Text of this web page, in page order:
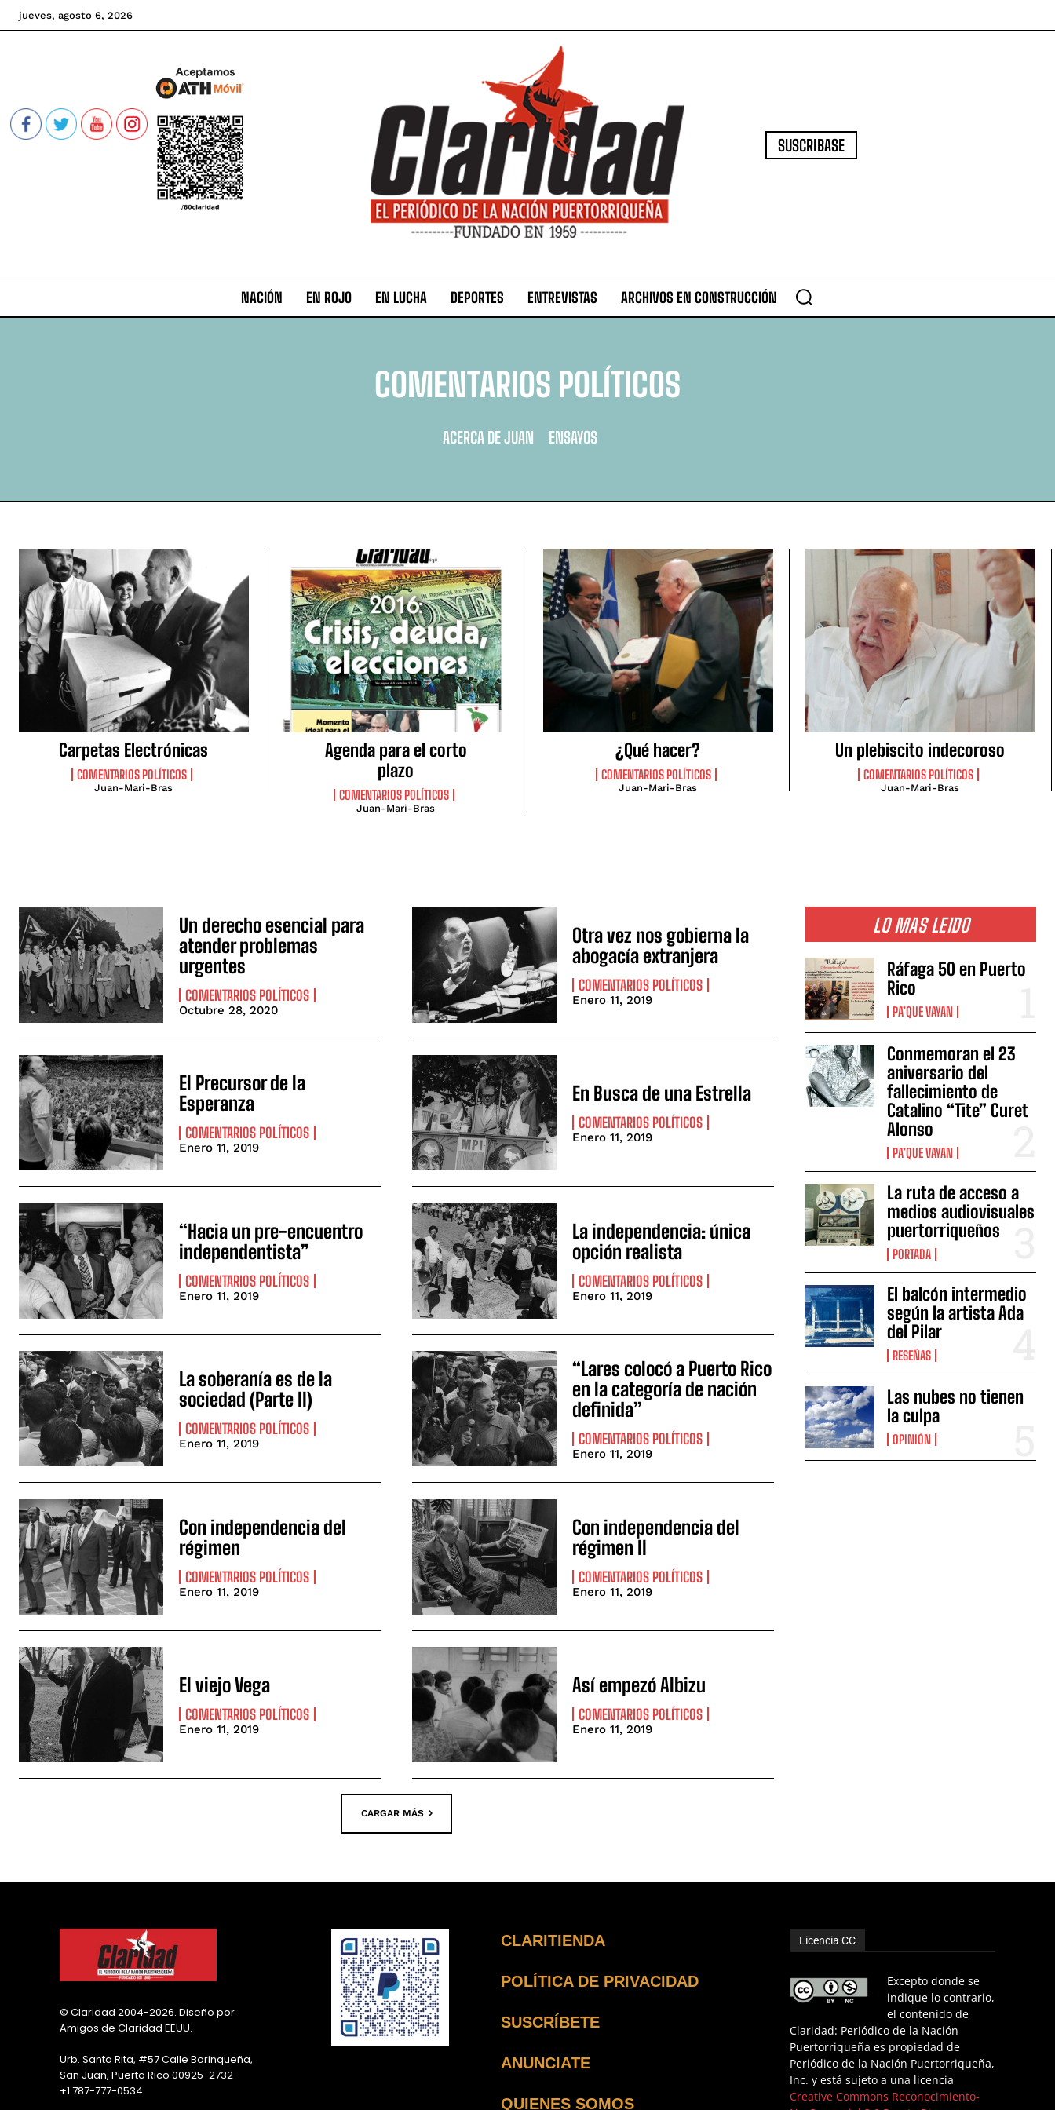
jueves, agosto 6, 2026
SUSCRIBASE
NACIÓN EN ROJO EN LUCHA DEPORTES ENTREVISTAS ARCHIVOS EN CONSTRUCCIÓN
COMENTARIOS POLÍTICOS
ACERCA DE JUAN ENSAYOS
Carpetas Electrónicas
COMENTARIOS POLÍTICOS
Juan-Mari-Bras
Agenda para el corto
plazo
COMENTARIOS POLÍTICOS
Juan-Mari-Bras
¿Qué hacer?
COMENTARIOS POLÍTICOS
Juan-Mari-Bras
Un plebiscito indecoroso
COMENTARIOS POLÍTICOS
Juan-Mari-Bras
Un derecho esencial para
atender problemas
urgentes
COMENTARIOS POLÍTICOS
Octubre 28, 2020
Otra vez nos gobierna la
abogacía extranjera
COMENTARIOS POLÍTICOS
Enero 11, 2019
El Precursor de la
Esperanza
COMENTARIOS POLÍTICOS
Enero 11, 2019
En Busca de una Estrella
COMENTARIOS POLÍTICOS
Enero 11, 2019
“Hacia un pre-encuentro
independentista”
COMENTARIOS POLÍTICOS
Enero 11, 2019
La independencia: única
opción realista
COMENTARIOS POLÍTICOS
Enero 11, 2019
La soberanía es de la
sociedad (Parte II)
COMENTARIOS POLÍTICOS
Enero 11, 2019
“Lares colocó a Puerto Rico
en la categoría de nación
definida”
COMENTARIOS POLÍTICOS
Enero 11, 2019
Con independencia del
régimen
COMENTARIOS POLÍTICOS
Enero 11, 2019
Con independencia del
régimen II
COMENTARIOS POLÍTICOS
Enero 11, 2019
El viejo Vega
COMENTARIOS POLÍTICOS
Enero 11, 2019
Así empezó Albizu
COMENTARIOS POLÍTICOS
Enero 11, 2019
CARGAR MÁS
LO MAS LEIDO
Ráfaga 50 en Puerto
Rico
PA’QUE VAYAN
Conmemoran el 23
aniversario del
fallecimiento de
Catalino “Tite” Curet
Alonso
PA’QUE VAYAN
La ruta de acceso a
medios audiovisuales
puertorriqueños
PORTADA
El balcón intermedio
según la artista Ada
del Pilar
RESEÑAS
Las nubes no tienen
la culpa
OPINIÓN
© Claridad 2004-2026. Diseño por
Amigos de Claridad EEUU.
Urb. Santa Rita, #57 Calle Borinqueña,
San Juan, Puerto Rico 00925-2732
+1 787-777-0534
CLARITIENDA
POLÍTICA DE PRIVACIDAD
SUSCRÍBETE
ANUNCIATE
QUIENES SOMOS
Licencia CC
Excepto donde se
indique lo contrario,
el contenido de
Claridad: Periódico de la Nación
Puertorriqueña es propiedad de
Periódico de la Nación Puertorriqueña,
Inc. y está sujeto a una licencia
Creative Commons Reconocimiento-